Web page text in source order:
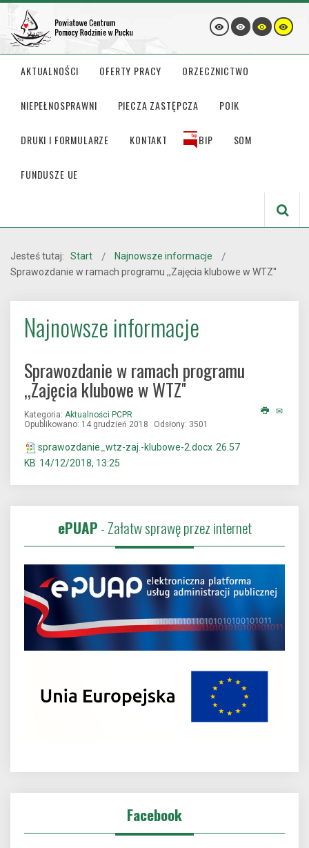
AKTUALNOŚCI OFERTY PRACY ORZECZNICTWO
NIEPEŁNOSPRAWNI PIECZA ZASTĘPCZA POIK
DRUKI I FORMULARZE KONTAKT BIP SOM
FUNDUSZE UE
Jesteś tutaj: Start
Najnowsze informacje
Sprawozdanie w ramach programu ,,Zajęcia klubowe w WTZ''
Najnowsze informacje
Sprawozdanie w ramach programu
,,Zajęcia klubowe w WTZ''
Kategoria: Aktualności PCPR
Opublikowano: 14 grudzień 2018
Odsłony: 3501
sprawozdanie_wtz-zaj.-klubowe-2.docx 26.57
KB 14/12/2018, 13:25
ePUAP- Załatw sprawę przez internet
Facebook